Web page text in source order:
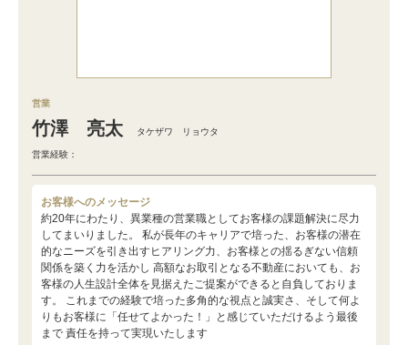
営業
竹澤 亮太 タケザワ リョウタ
営業経験：
お客様へのメッセージ
約20年にわたり、異業種の営業職としてお客様の課題解決に尽力
してまいりました。 私が長年のキャリアで培った、お客様の潜在
的なニーズを引き出すヒアリング力、お客様との揺るぎない信頼
関係を築く力を活かし 高額なお取引となる不動産においても、お
客様の人生設計全体を見据えたご提案ができると自負しておりま
す。 これまでの経験で培った多角的な視点と誠実さ、そして何よ
りもお客様に「任せてよかった！」と感じていただけるよう最後
まで 責任を持って実現いたします